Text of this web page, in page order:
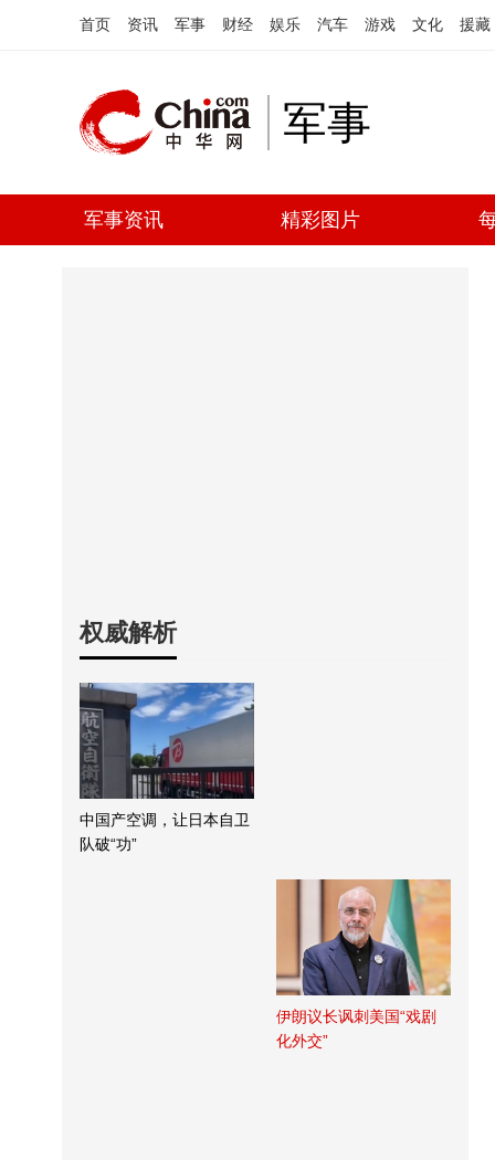
首页 资讯 军事 财经 娱乐 汽车 游戏 文化 援藏
军事
军事资讯 精彩图片
权威解析
中国产空调，让日本自卫
队破“功”
伊朗议长讽刺美国“戏剧
化外交”